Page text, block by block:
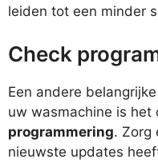
leiden tot een minder
Check
Een andere
uw wasmachine is het
programmering. Zorg
nieuwste updates